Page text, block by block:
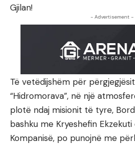
Gjilan!
- Advertisement -
Të vetëdijshëm për
“Hidromorava”, në një
plotë ndaj misionit të tyre,
bashku me Kryeshefin
Kompanisë, po punojnë me